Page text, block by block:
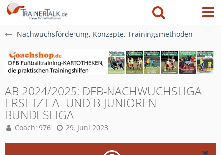
Nachwuchsförderung, Konzepte, Trainingsmethoden
AB 2024/2025: DFB-NACHWUCHSLIGA
ERSETZT A- UND B-JUNIOREN-
BUNDESLIGA
Coach1976 29. Juni 2023